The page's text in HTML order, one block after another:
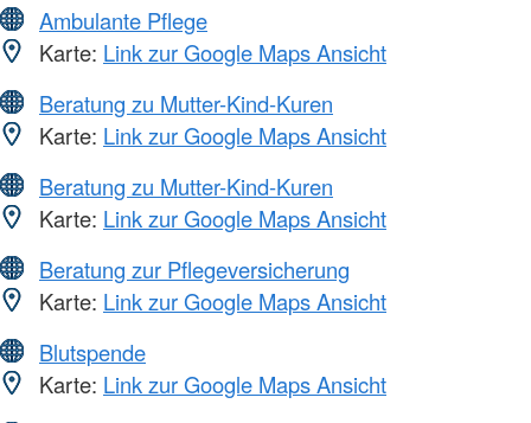
Ambulante Pflege
Karte: Link zur Google Maps Ansicht
Beratung zu Mutter-Kind-Kuren
Karte: Link zur Google Maps Ansicht
Beratung zu Mutter-Kind-Kuren
Karte: Link zur Google Maps Ansicht
Beratung zur Pflegeversicherung
Karte: Link zur Google Maps Ansicht
Blutspende
Karte: Link zur Google Maps Ansicht